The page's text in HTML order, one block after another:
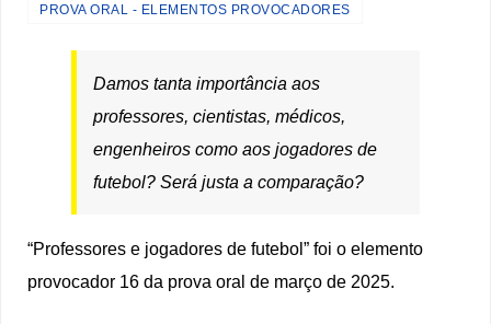
PROVA ORAL - ELEMENTOS PROVOCADORES
Damos tanta importância aos
professores, cientistas, médicos,
engenheiros como aos jogadores de
futebol? Será justa a comparação?
“Professores e jogadores de futebol” foi o elemento
provocador 16 da prova oral de março de 2025.